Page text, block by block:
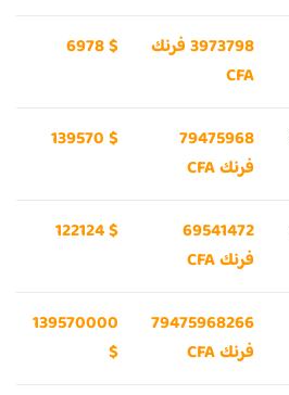
3973798 فرنك
CFA
6978 $
79475968
فرنك CFA
139570 $
69541472
فرنك CFA
122124 $
79475968266
فرنك CFA
139570000
$